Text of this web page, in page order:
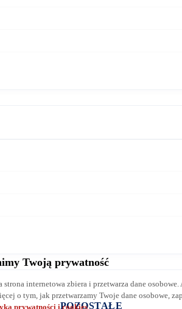
POZOSTAŁE
Twoją prywatność
strona internetowa zbiera i przetwarza dane
o tym, jak przetwarzamy Twoje dane osobowe,
prywatności i cookies.
Wyrażam zgodę na przetwarzanie danych.
polityką prywatności.